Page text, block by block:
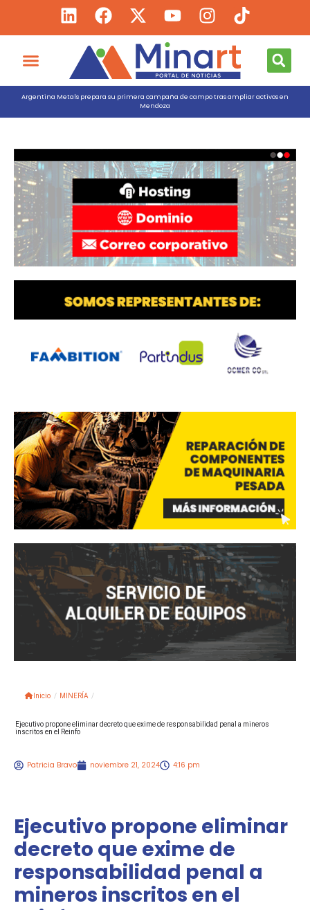
Argentina Metals prepara su primera campaña de campo tras ampliar activos en
Mendoza
Inicio / MINERÍA /
Ejecutivo propone eliminar decreto que exime de responsabilidad penal a mineros
inscritos en el Reinfo
Patricia Bravo noviembre 21, 2024 4:16 pm
Ejecutivo propone eliminar
decreto que exime de
responsabilidad penal a
mineros inscritos en el